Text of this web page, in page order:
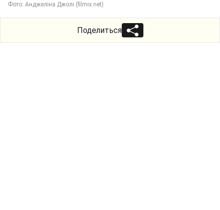
Фото: Анджеліна Джолі (filmix.net)
Поделиться